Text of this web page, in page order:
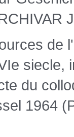
de
siecle,
du
1964